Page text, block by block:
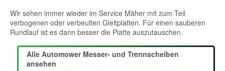
Wir sehen immer wieder im Service Mäher mit zum Teil
verbogenen oder verbeulten Gleitplatten. Für einen sauberen
Rundlauf ist es dann besser die Platte auszutauschen.
Alle Automower Messer- und Trennscheiben
ansehen